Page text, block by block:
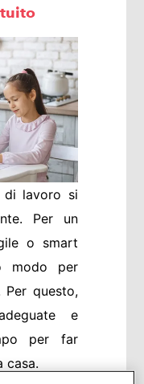
di lavoro si
Per un
o smart
modo per
questo,
e
per far
casa.